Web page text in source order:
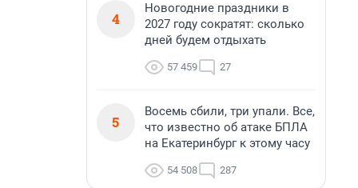
4
Новогодние праздники в
2027 году сократят: сколько
дней будем отдыхать
57 459 27
5
Восемь сбили, три упали. Все,
что известно об атаке БПЛА
на Екатеринбург к этому часу
54 508 287